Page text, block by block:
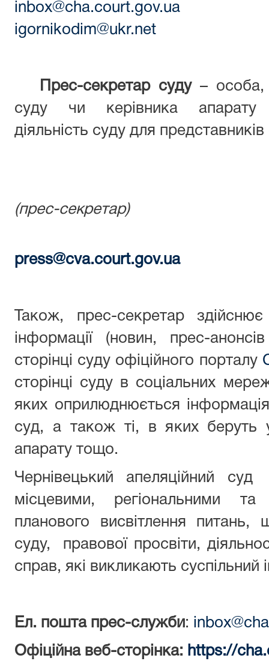
inbox@cha.court.gov.ua
igornikodim@ukr.net
Прес-секретар суду– особа,
суду чи керівника
діяльність суду для
(прес-секретар)
press@cva.court.gov.ua
Також, прес-секретар
інформації (новин, прес-
сторінці суду офіційного порталу
сторінці суду в соціальних
яких оприлюднюється
суд, а також ті, в яких беруть
апарату тощо.
Чернівецький апеляційний
місцевими, регіональними
планового висвітлення питань,
суду, правової просвіти,
справ, які викликають суспільний
Ел. пошта прес-служби:
Офіційна веб-сторінка: https://